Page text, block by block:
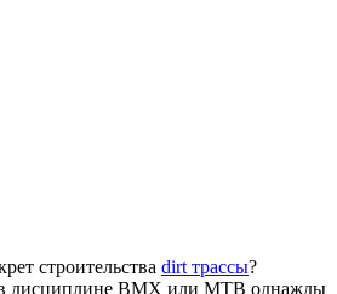
строительства dirt трассы?
дисциплине BMX или MTB однажды